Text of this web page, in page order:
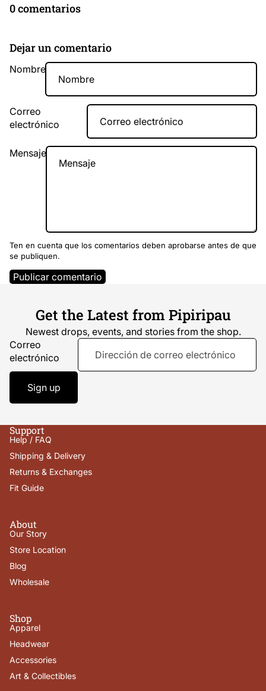
0 comentarios
Dejar un comentario
Nombre
Correo
electrónico
Mensaje
Ten en cuenta que los comentarios deben aprobarse antes de que
se publiquen.
Publicar comentario
Get the Latest from Pipiripau
Newest drops, events, and stories from the shop.
Correo
electrónico
Sign up
Support
Help / FAQ
Shipping & Delivery
Returns & Exchanges
Fit Guide
About
Our Story
Store Location
Blog
Wholesale
Shop
Apparel
Headwear
Accessories
Art & Collectibles